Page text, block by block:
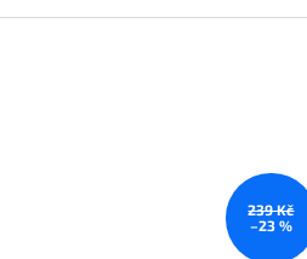
239 Kč
–23 %